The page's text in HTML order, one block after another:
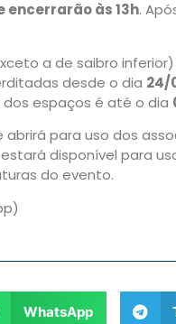
encerrarão às 13h.
a de saibro inferior)
desde o dia 24/
espaços é até o dia
abrirá para uso dos
disponível para
do evento.
WhatsApp